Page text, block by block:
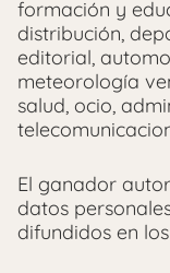
formación y
distribución,
editorial,
meteorología
salud, ocio,
El ganador
datos
difundidos en